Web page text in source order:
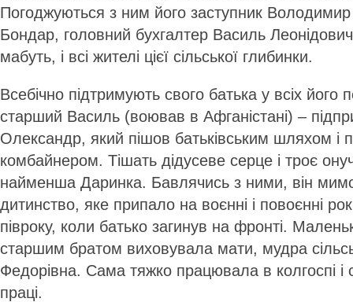
Погоджуються з ним його заступник
Бондар, головний бухгалтер Василь
мабуть, і всі жителі цієї сільської глибинки.
Всебічно підтримують свого батька у всіх його
старший Василь (воював в Афганістані) –
Олександр, який пішов батьківським шляхом і
комбайнером. Тішать дідусеве серце і троє
найменша Даринка. Бавлячись з ними, він
дитинство, яке припало на воєнні і повоєнні
півроку, коли батько загинув на фронті.
старшим братом виховувала мати, мудра
Федорівна. Сама тяжко працювала в колгоспі і
праці.